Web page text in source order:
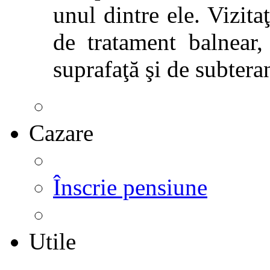
unul dintre ele.
de tratament
suprafaţă şi de
Cazare
Înscrie pensiune
Utile